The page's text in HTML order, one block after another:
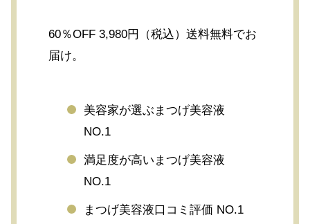
60％OFF 3,980円（税込）送料無料でお
届け。
美容家が選ぶまつげ美容液
NO.1
満足度が高いまつげ美容液
NO.1
まつげ美容液口コミ評価 NO.1